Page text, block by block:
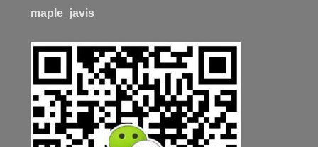
maple_javis